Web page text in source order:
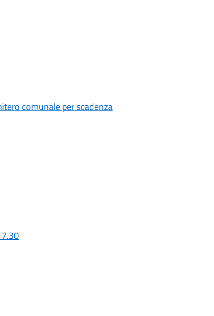
comunale per scadenza